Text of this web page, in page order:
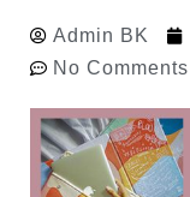
Admin BK
No Comments